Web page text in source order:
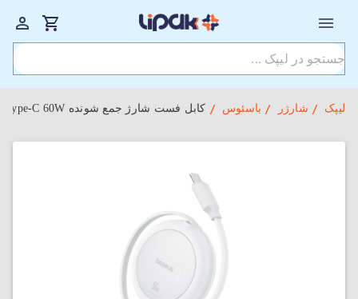
لیپک شارژر باسئوس کابل فست شارژ جمع شونده Baseus Free2Pull Mini Type-C To Type-C 60W طول 100 سانتی‌متر